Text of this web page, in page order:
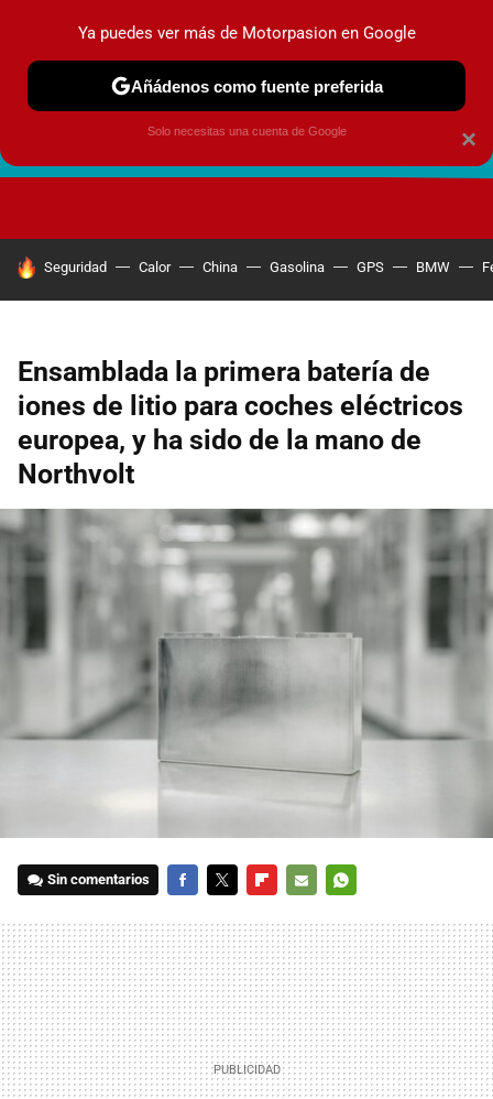
HOY SE HABLA DE
Seguridad Calor China Gasolina GPS BMW
Ensamblada la primera batería de
iones de litio para coches eléctricos
europea, y ha sido de la mano de
Northvolt
Sin comentarios
MAIL
×
Ya puedes ver más de Motorpasion en Google
Añádenos como fuente preferida
Solo necesitas una cuenta de Google